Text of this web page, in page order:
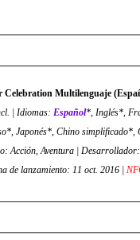
Celebration Multilenguaje
| Idiomas: Español*, Inglés*,
Japonés*, Chino
Aventura | Desarrollador:
Enix | Fecha de lanzamiento: 11 oct. 2016 |